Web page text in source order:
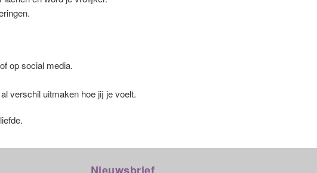
op social media.
verschil uitmaken hoe jij je voelt.
Nieuwsbrief